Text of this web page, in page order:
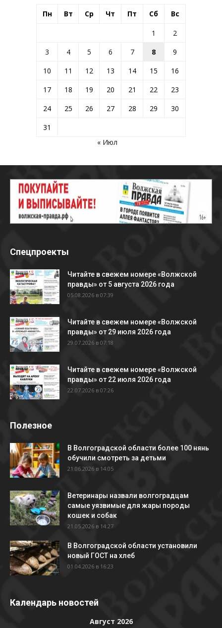
Пн Вт Ср Чт Пт Сб Вс
1
2
3
4 5 6 7 8
9
10
11 12 13 14 15
16
17
18 19 20 21 22
23
24
25 26 27 28 29
30
31
« Июл
Спецпроекты
Читайте в свежем номере «Волжской
правды» от 5 августа 2026 года
05.08.2026 в 07:39
Читайте в свежем номере «Волжской
правды» от 29 июля 2026 года
29.07.2026 в 07:18
Читайте в свежем номере «Волжской
правды» от 22 июля 2026 года
22.07.2026 в 07:26
Полезное
В Волгоградской области более 100 нянь
обучили смотреть за детьми
21.06.2026 в 14:05
Ветеринары назвали волгоградцам
самые уязвимые для жары породы
кошек и собак
21.05.2026 в 14:27
В Волгоградской области установили
новый ГОСТ на хлеб
01.04.2026 в 16:23
Календарь новостей
Август 2026